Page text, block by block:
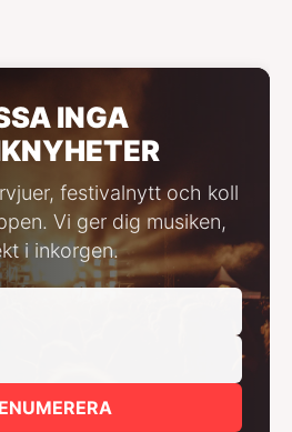
INGA
festivalnytt och koll
Vi ger dig musiken,
i inkorgen.